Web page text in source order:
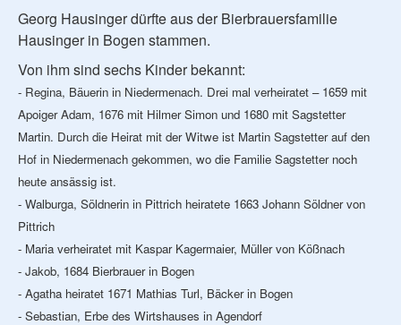
Georg Hausinger dürfte aus der Bierbrauersfamilie
Hausinger in Bogen stammen.
Von ihm sind sechs Kinder bekannt:
- Regina, Bäuerin in Niedermenach. Drei mal verheiratet – 1659 mit
Apoiger Adam, 1676 mit Hilmer Simon und 1680 mit Sagstetter
Martin. Durch die Heirat mit der Witwe ist Martin Sagstetter auf den
Hof in Niedermenach gekommen, wo die Familie Sagstetter noch
heute ansässig ist.
- Walburga, Söldnerin in Pittrich heiratete 1663 Johann Söldner von
Pittrich
- Maria verheiratet mit Kaspar Kagermaier, Müller von Kößnach
- Jakob, 1684 Bierbrauer in Bogen
- Agatha heiratet 1671 Mathias Turl, Bäcker in Bogen
- Sebastian, Erbe des Wirtshauses in Agendorf